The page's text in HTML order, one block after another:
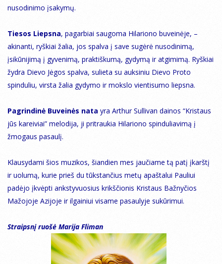
nusodinimo įsakymų.
Tiesos Liepsna, pagarbiai saugoma Hilariono buveinėje, –
akinanti, ryškiai žalia, jos spalva į save sugėrė nusodinimą,
įsikūnijimą į gyvenimą, praktiškumą, gydymą ir atgimimą. Ryškiai
žydra Dievo Jėgos spalva, sulieta su auksiniu Dievo Proto
spinduliu, virsta žalia gydymo ir mokslo vientisumo liepsna.
Pagrindinė Buveinės nata yra Arthur Sullivan dainos “Kristaus
jūs kareiviai” melodija, ji pritraukia Hilariono spinduliavimą į
žmogaus pasaulį.
Klausydami šios muzikos, šiandien mes jaučiame tą patį įkarštį
ir uolumą, kurie prieš du tūkstančius metų apaštalui Pauliui
padėjo įkvėpti ankstyvuosius krikščionis Kristaus Bažnyčios
Mažojoje Azijoje ir ilgainiui visame pasaulyje sukūrimui.
Straipsnį ruošė Marija Fliman